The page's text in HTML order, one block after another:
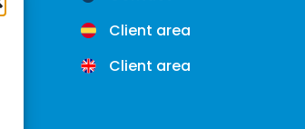
Client area
Client area